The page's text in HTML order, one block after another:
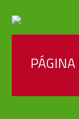
PÁGINA